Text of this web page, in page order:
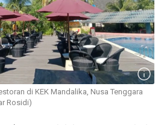
di KEK Mandalika, Nusa Tenggara
Rosidi)